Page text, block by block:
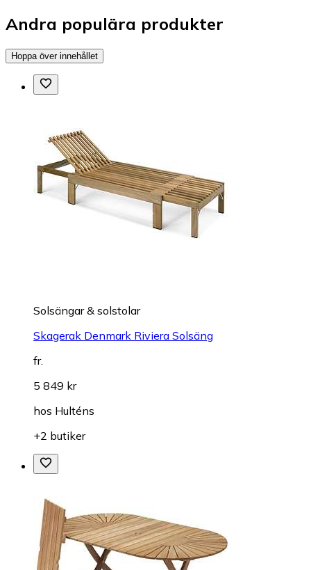
Andra populära produkter
Hoppa över innehållet
Solsängar & solstolar
Skagerak Denmark Riviera Solsäng
fr.
5 849 kr
hos Hulténs
+2 butiker